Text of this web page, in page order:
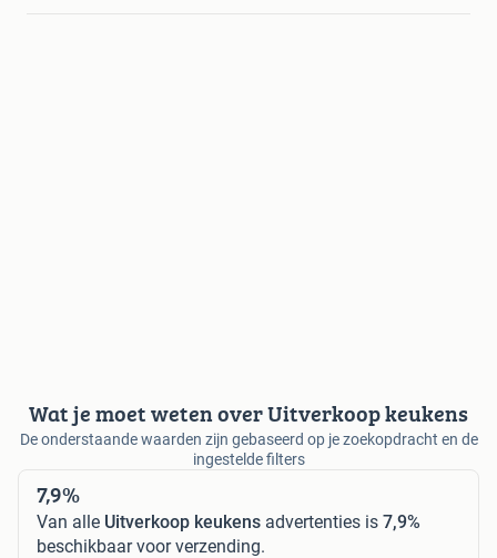
Wat je moet weten over Uitverkoop keukens
De onderstaande waarden zijn gebaseerd op je zoekopdracht en de
ingestelde filters
7,9%
Van alle Uitverkoop keukens advertenties is 7,9%
beschikbaar voor verzending.